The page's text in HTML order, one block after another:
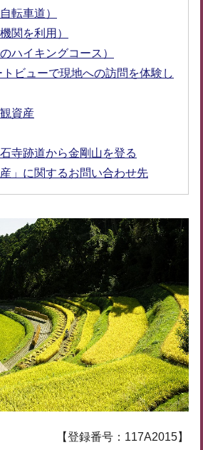
転車道）
関を利用）
ハイキングコース）
ビューで現地への訪問を体験し
資産
寺跡道から金剛山を登る
産」に関するお問い合わせ先
【登録番号：117A2015】